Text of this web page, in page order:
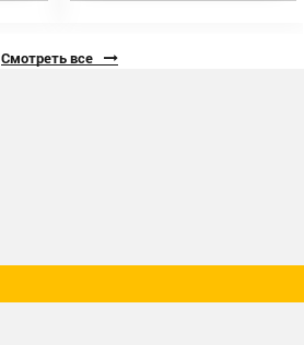
Смотреть все